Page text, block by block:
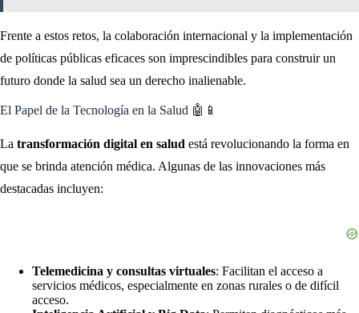
Frente a estos retos, la colaboración internacional y la implementación
de políticas públicas eficaces son imprescindibles para construir un
futuro donde la salud sea un derecho inalienable.
El Papel de la Tecnología en la Salud 🤖📱
La transformación digital en salud está revolucionando la forma en
que se brinda atención médica. Algunas de las innovaciones más
destacadas incluyen:
Telemedicina y consultas virtuales: Facilitan el acceso a
servicios médicos, especialmente en zonas rurales o de difícil
acceso.